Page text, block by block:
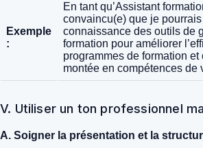
Exemple
:
En tant qu’Assistant
convaincu(e) que je
connaissance des outils de
formation pour améliorer
programmes de formation et
montée en compétences de
V. Utiliser un ton professionnel
A. Soigner la présentation et la